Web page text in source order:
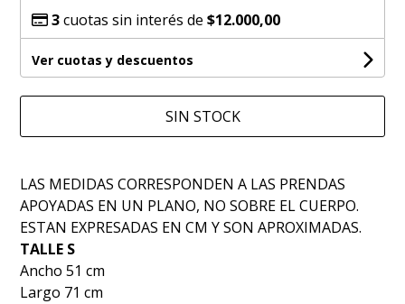
3cuotas sin interés de$12.000,00
Ver cuotas y descuentos
SIN STOCK
LAS MEDIDAS CORRESPONDEN A LAS PRENDAS
APOYADAS EN UN PLANO, NO SOBRE EL CUERPO.
ESTAN EXPRESADAS EN CM Y SON APROXIMADAS.
TALLE S
Ancho 51 cm
Largo 71 cm